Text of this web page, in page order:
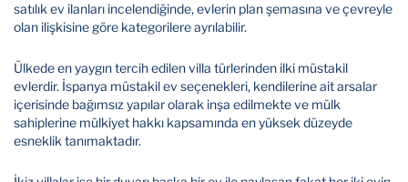
satılık ev ilanları incelendiğinde, evlerin plan şemasına ve çevreyle
olan ilişkisine göre kategorilere ayrılabilir.
Ülkede en yaygın tercih edilen villa türlerinden ilki müstakil
evlerdir. İspanya müstakil ev seçenekleri, kendilerine ait arsalar
içerisinde bağımsız yapılar olarak inşa edilmekte ve mülk
sahiplerine mülkiyet hakkı kapsamında en yüksek düzeyde
esneklik tanımaktadır.